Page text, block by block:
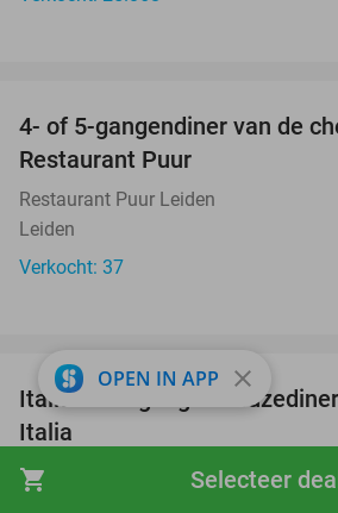
shopping_cart Selecteer
4- of 5-gangendiner van de
Restaurant Puur
Restaurant Puur Leiden
Leiden
Verkocht: 37
Italiaans 3-gangen
Italia
Pizzeria Italia
OPEN IN APP close